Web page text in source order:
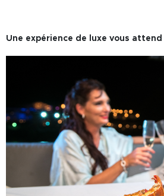
Une expérience de luxe vous attend